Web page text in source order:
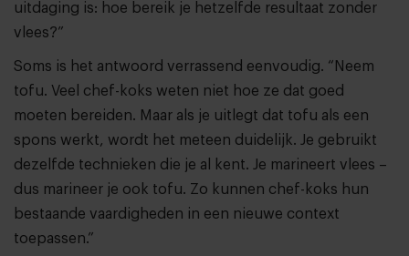
uitdaging is: hoe bereik je hetzelfde resultaat zonder
vlees?”
Soms is het antwoord verrassend eenvoudig. “Neem
tofu. Veel chef-koks weten niet hoe ze dat goed
moeten bereiden. Maar als je uitlegt dat tofu als een
spons werkt, wordt het meteen duidelijk. Je gebruikt
dezelfde technieken die je al kent. Je marineert vlees –
dus marineer je ook tofu. Zo kunnen chef-koks hun
bestaande vaardigheden in een nieuwe context
toepassen.”